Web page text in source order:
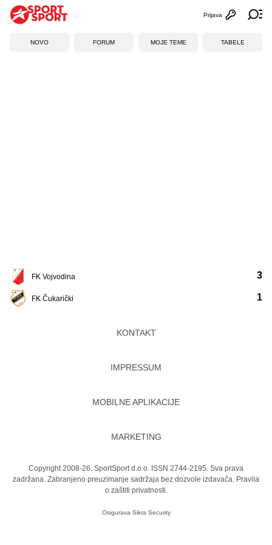
Otvori
Prijava
NOVO FORUM MOJE TEME TABELE
FK Vojvodina
FK Čukarički
3
1
KONTAKT
IMPRESSUM
MOBILNE APLIKACIJE
MARKETING
Copyright 2008-26. SportSport d.o.o. ISSN 2744-2195. Sva prava
zadržana. Zabranjeno preuzimanje sadržaja bez dozvole izdavača. Pravila
o zaštiti privatnosti.
Osigurava Sikra Security